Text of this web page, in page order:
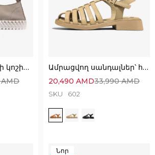
Ամենօրյա կանացի կոշիկներ՝ հիանալի ընտրություն
AMD
Ամրացվող սանդալներ՝ հիանալի ընտրություն
33,990AMD
20,490 AMD
SKU 602
Նոր